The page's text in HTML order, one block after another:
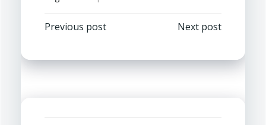
Navegación
por
Previous post
Navegación
por
Next post